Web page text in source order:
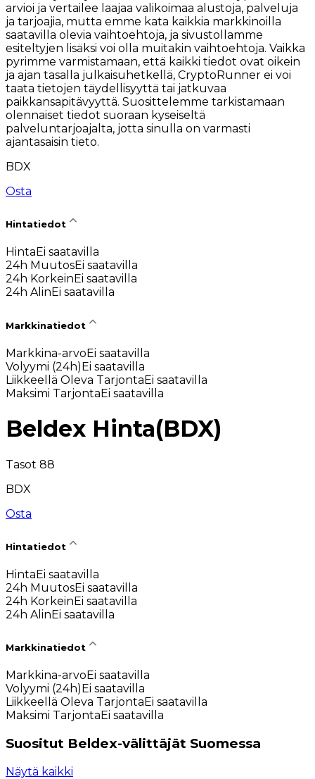
arvioi ja vertailee laajaa valikoimaa alustoja, palveluja
ja tarjoajia, mutta emme kata kaikkia markkinoilla
saatavilla olevia vaihtoehtoja, ja sivustollamme
esiteltyjen lisäksi voi olla muitakin vaihtoehtoja. Vaikka
pyrimme varmistamaan, että kaikki tiedot ovat oikein
ja ajan tasalla julkaisuhetkellä, CryptoRunner ei voi
taata tietojen täydellisyyttä tai jatkuvaa
paikkansapitävyyttä. Suosittelemme tarkistamaan
olennaiset tiedot suoraan kyseiseltä
palveluntarjoajalta, jotta sinulla on varmasti
ajantasaisin tieto.
BDX
Osta
Hintatiedot
Hinta Ei saatavilla
24h MuutosEi saatavilla
24h Korkein Ei saatavilla
24h Alin Ei saatavilla
Markkinatiedot
Markkina-arvoEi saatavilla
Volyymi (24h)Ei saatavilla
Liikkeellä Oleva TarjontaEi saatavilla
Maksimi TarjontaEi saatavilla
Beldex Hinta(BDX)
Tasot 88
BDX
Osta
Hintatiedot
HintaEi saatavilla
24h MuutosEi saatavilla
24h KorkeinEi saatavilla
24h AlinEi saatavilla
Markkinatiedot
Markkina-arvo Ei saatavilla
Volyymi (24h) Ei saatavilla
Liikkeellä Oleva Tarjonta Ei saatavilla
Maksimi Tarjonta Ei saatavilla
Suositut Beldex-välittäjät Suomessa
Näytä kaikki